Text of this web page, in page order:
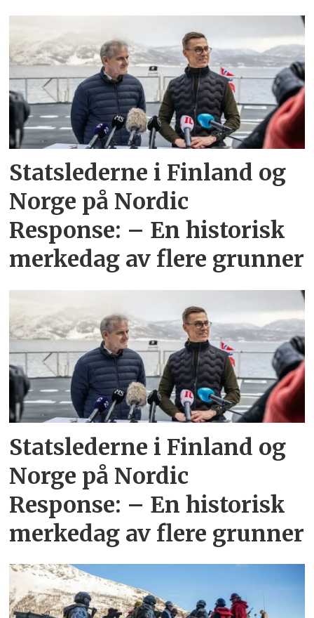
Statslederne i Finland og
Norge på Nordic
Response: – En historisk
merkedag av flere grunner
Statslederne i Finland og
Norge på Nordic
Response: – En historisk
merkedag av flere grunner